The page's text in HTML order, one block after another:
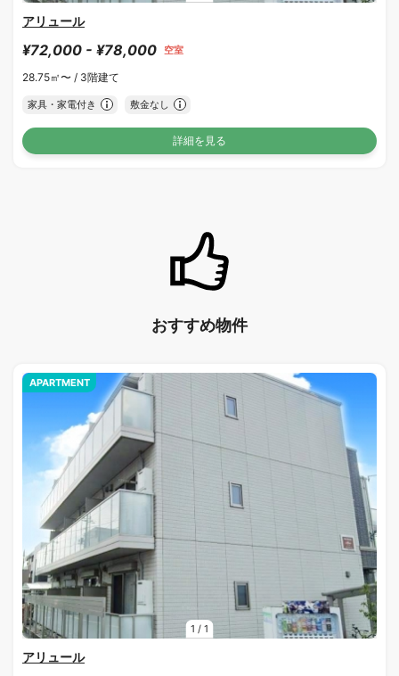
アリュール
¥72,000 - ¥78,000 空室
28.75㎡〜 / 3階建て
家具・家電付き 敷金なし
詳細を見る
おすすめ物件
1 / 1
APARTMENT
アリュール